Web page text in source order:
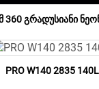
360 გრადუსიანი
PRO W140 2835